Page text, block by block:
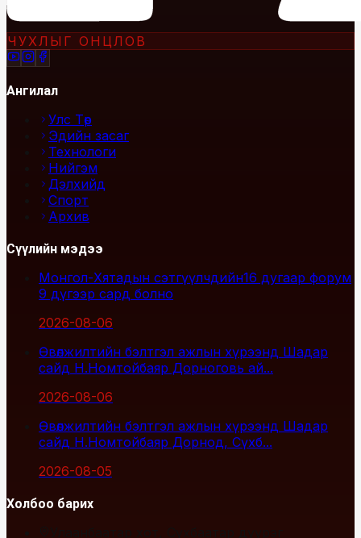
ЧУХЛЫГ ОНЦЛОВ
Ангилал
Улс Төр
Эдийн засаг
Технологи
Нийгэм
Дэлхийд
Спорт
Архив
Сүүлийн мэдээ
Монгол-Хятадын сэтгүүлчдийн16 дугаар форум
9 дүгээр сард болно
2026-08-06
Өвөлжилтийн бэлтгэл ажлын хүрээнд Шадар
сайд Н.Номтойбаяр Дорноговь ай...
2026-08-06
Өвөлжилтийн бэлтгэл ажлын хүрээнд Шадар
сайд Н.Номтойбаяр Дорнод, Сүхб...
2026-08-05
Холбоо барих